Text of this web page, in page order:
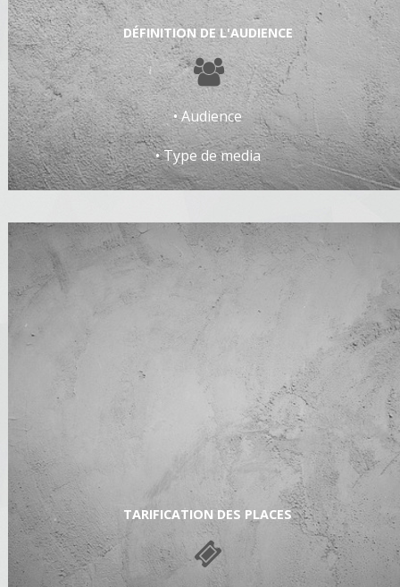
DÉFINITION DE L'AUDIENCE
• Audience
• Type de media
TARIFICATION DES PLACES